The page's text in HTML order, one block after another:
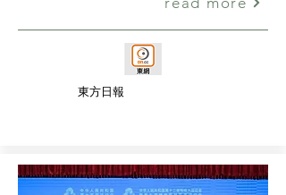
東方日報